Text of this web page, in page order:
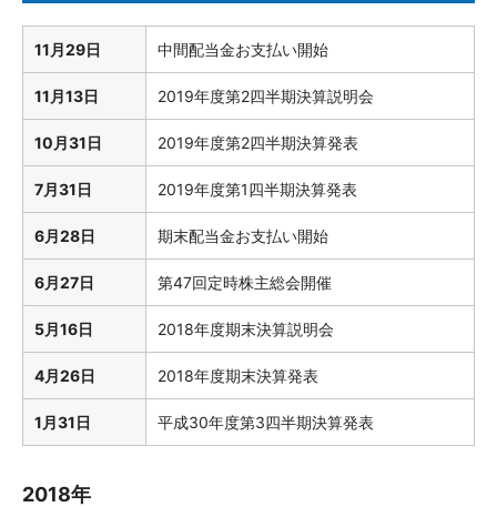
11月29日 中間配当金お支払い開始
11月13日 2019年度第2四半期決算説明会
10月31日 2019年度第2四半期決算発表
7月31日 2019年度第1四半期決算発表
6月28日 期末配当金お支払い開始
6月27日 第47回定時株主総会開催
5月16日 2018年度期末決算説明会
4月26日 2018年度期末決算発表
1月31日 平成30年度第3四半期決算発表
2018年